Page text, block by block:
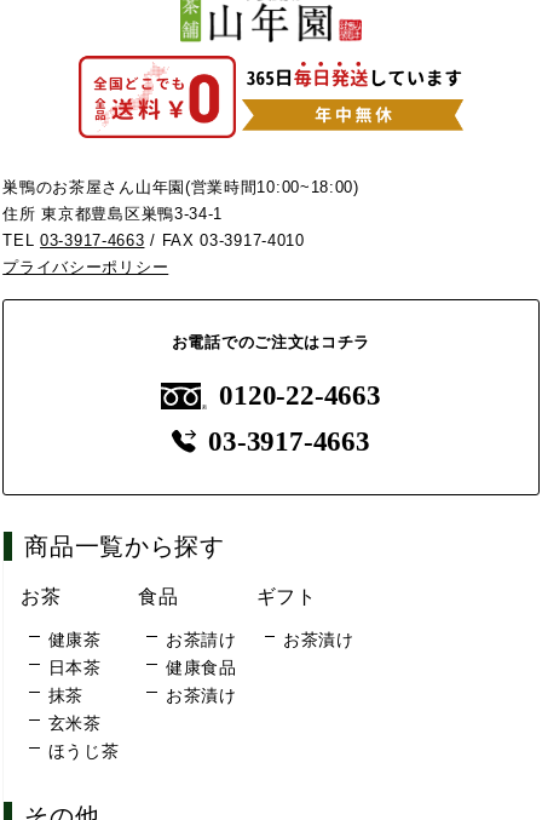
巣鴨のお茶屋さん山年園(営業時間10:00~18:00)
住所 東京都豊島区巣鴨3-34-1
TEL03-3917-4663 / FAX 03-3917-4010
プライバシーポリシー
お電話でのご注文はコチラ
0120-22-4663
03-3917-4663
商品一覧から探す
お茶
健康茶
日本茶
抹茶
玄米茶
ほうじ茶
食品
お茶請け
健康食品
お茶漬け
ギフト
お茶漬け